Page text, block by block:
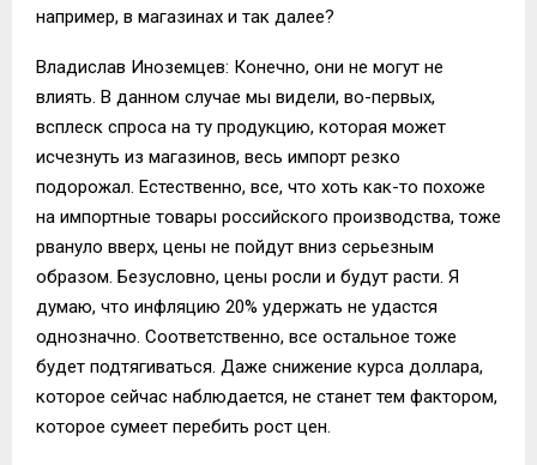
например, в магазинах и так далее?
Владислав Иноземцев: Конечно, они не могут не
влиять. В данном случае мы видели, во-первых,
всплеск спроса на ту продукцию, которая может
исчезнуть из магазинов, весь импорт резко
подорожал. Естественно, все, что хоть как-то похоже
на импортные товары российского производства, тоже
рвануло вверх, цены не пойдут вниз серьезным
образом. Безусловно, цены росли и будут расти. Я
думаю, что инфляцию 20% удержать не удастся
однозначно. Соответственно, все остальное тоже
будет подтягиваться. Даже снижение курса доллара,
которое сейчас наблюдается, не станет тем фактором,
которое сумеет перебить рост цен.